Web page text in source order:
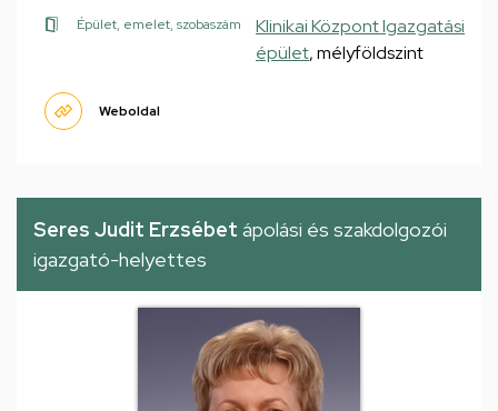
Épület, emelet, szobaszám
Klinikai Központ Igazgatási
épület, mélyföldszint
Weboldal
Seres Judit Erzsébet ápolási és szakdolgozói
igazgató-helyettes